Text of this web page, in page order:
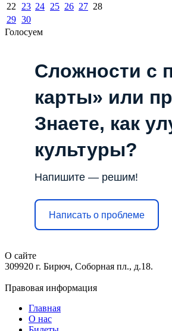
22 23 24 25 26 27 28
29 30
Голосуем
Сложности с
карты» или
Знаете, как
культуры?
Напишите — решим!
Написать о проблеме
О сайте
309920 г. Бирюч, Соборная пл., д.18.
Правовая информация
Главная
О нас